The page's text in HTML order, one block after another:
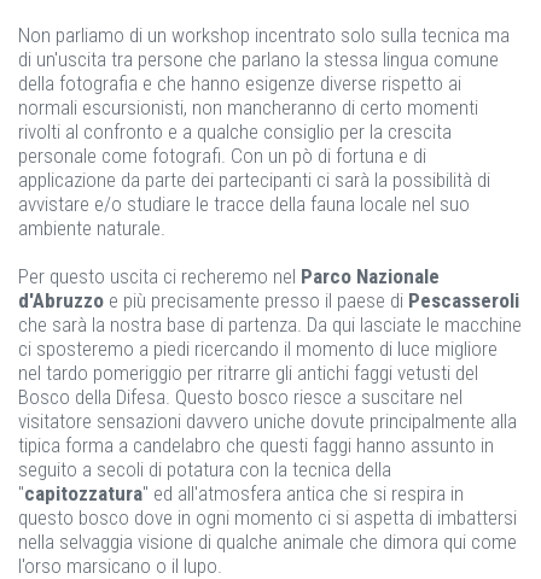
Non parliamo di un workshop incentrato solo sulla tecnica ma
di un'uscita tra persone che parlano la stessa lingua comune
della fotografia e che hanno esigenze diverse rispetto ai
normali escursionisti, non mancheranno di certo momenti
rivolti al confronto e a qualche consiglio per la crescita
personale come fotografi. Con un pò di fortuna e di
applicazione da parte dei partecipanti ci sarà la possibilità di
avvistare e/o studiare le tracce della fauna locale nel suo
ambiente naturale.
Per questo uscita ci recheremo nel Parco Nazionale
d'Abruzzo e più precisamente presso il paese di Pescasseroli
che sarà la nostra base di partenza. Da qui lasciate le macchine
ci sposteremo a piedi ricercando il momento di luce migliore
nel tardo pomeriggio per ritrarre gli antichi faggi vetusti del
Bosco della Difesa. Questo bosco riesce a suscitare nel
visitatore sensazioni davvero uniche dovute principalmente alla
tipica forma a candelabro che questi faggi hanno assunto in
seguito a secoli di potatura con la tecnica della
"capitozzatura" ed all'atmosfera antica che si respira in
questo bosco dove in ogni momento ci si aspetta di imbattersi
nella selvaggia visione di qualche animale che dimora qui come
l'orso marsicano o il lupo.